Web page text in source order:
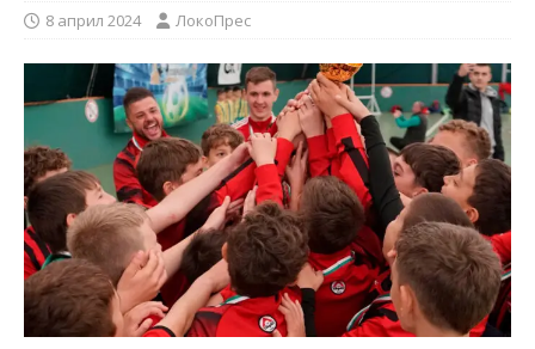
8 април 2024 ЛокоПрес